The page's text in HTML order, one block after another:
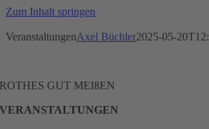
Zum Inhalt springen
VeranstaltungenAxel Büchler2025-05-
ROTHES GUT MEIßEN
VERANSTALTUNGEN